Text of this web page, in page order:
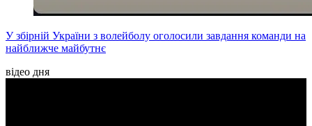
У збірній України з волейболу оголосили завдання команди на
найближче майбутнє
відео дня